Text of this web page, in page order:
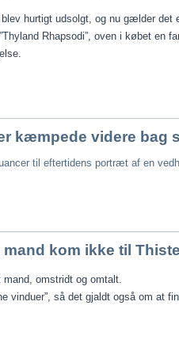
blev hurtigt udsolgt, og nu gælder det
Rhapsodi”, oven i købet en
kæmpede videre bag
til eftertidens portrætaf en
kom ikke til
omstridt og omtalt.
vinduer”, så det gjaldt også om at